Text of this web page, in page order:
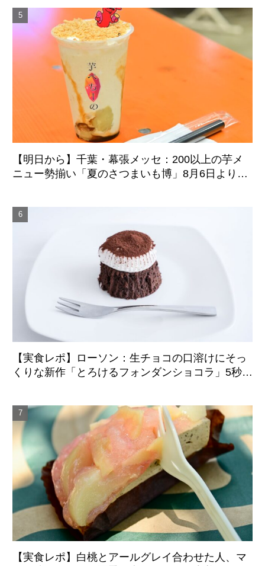
【明日から】千葉・幕張メッセ：200以上の芋メ
ニュー勢揃い「夏のさつまいも博」8月6日より4
【実食レポ】ローソン：生チョコの口溶けにそっ
くりな新作「とろけるフォンダンショコラ」5秒の
【実食レポ】白桃とアールグレイ合わせた人、マ